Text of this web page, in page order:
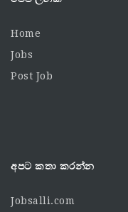
Home
Jobs
Post Job
අපට කතා කරන්න
Jobsalli.com